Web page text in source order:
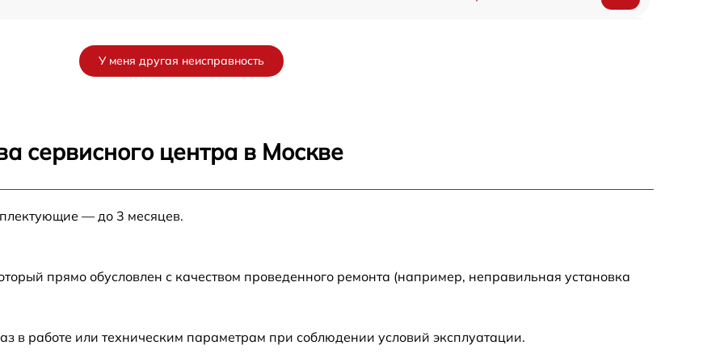
от 45 мин
У меня другая неисправность
сервисного центра в Москве
— до 3 месяцев.
прямо обусловлен с качеством проведенного ремонта (например, неправильная установка
в работе или техническим параметрам при соблюдении условий эксплуатации.